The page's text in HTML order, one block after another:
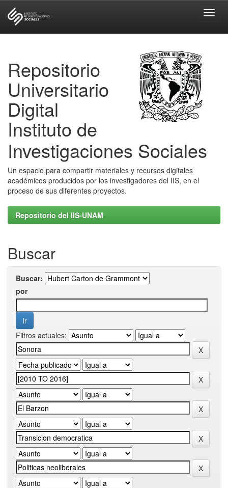
Repositorio
Universitario
Digital
Instituto de
Investigaciones Sociales
Un espacio para compartir materiales y recursos digitales
académicos producidos por los investigadores del IIS, en el
proceso de sus diferentes proyectos.
Repositorio del IIS-UNAM
Buscar
Buscar:
por
Filtros actuales: